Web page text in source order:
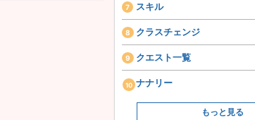
スキル
クラスチェンジ
クエスト一覧
ナナリー
もっと見る